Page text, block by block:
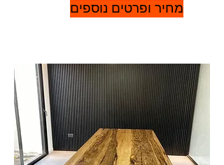
מחיר ופרטים נוספים